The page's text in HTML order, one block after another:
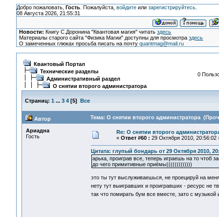
Добро пожаловать, Гость. Пожалуйста, войдитеили зарегистрируйтесь.
08 Августа 2026, 21:55:31
Новости: Книгу С.Доронина "Квантовая магия" читатьздесь
Материалы старого сайта "Физика Магии" доступны для просмотраздесь
О замеченных глюках просьба писать на почтуquantmag@mail.ru
Квантовый Портал
Технические разделы
Административный раздел
О снятии второго администратора
0
Страниц: 1 ... 3 4[5] Все
Автор Тема: О снятии второго администратора
Ариадна
Гость
Re: О снятии второго
« Ответ #60 : 29 Октября 2010, 20:56:02
Цитата: глупый бондарь от 29 Октября 2010,
арька, проиграв все, теперь играешь на то чтоб
до чего примитивные приёмы)))))))))))))
это ты тут выслуживаешься, не проецируй на
нету тут выигравших и проигравших - ресурс не
так что помирать бум все вместе, зато с музыкой